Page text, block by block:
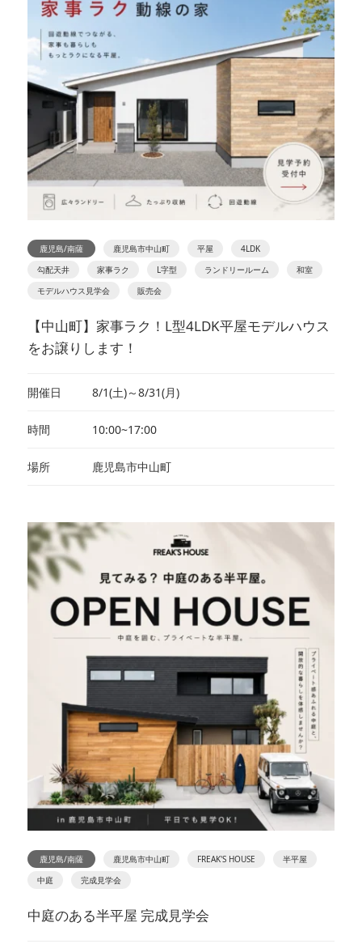
鹿児島/南薩 鹿児島市中山町 平屋
4LDK
勾配天井
家事ラク L字型 ランドリールーム
和室
モデルハウス見学会
販売会
【中山町】家事ラク！L型4LDK平屋モデルハウス
をお譲りします！
開催日 8/1(土)～8/31(月)
時間 10:00~17:00
場所 鹿児島市中山町
鹿児島/南薩 鹿児島市中山町 FREAK'S HOUSE
半平屋
中庭
完成見学会
中庭のある半平屋 完成見学会